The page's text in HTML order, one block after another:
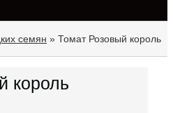
семян » Томат Розовый король
король